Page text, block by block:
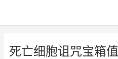
死亡细胞诅咒宝箱